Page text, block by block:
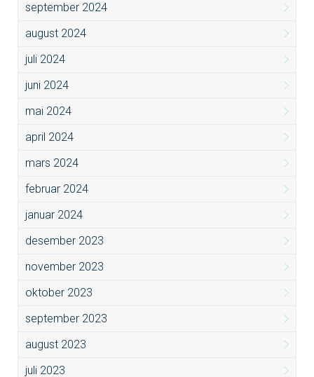
september 2024
august 2024
juli 2024
juni 2024
mai 2024
april 2024
mars 2024
februar 2024
januar 2024
desember 2023
november 2023
oktober 2023
september 2023
august 2023
juli 2023